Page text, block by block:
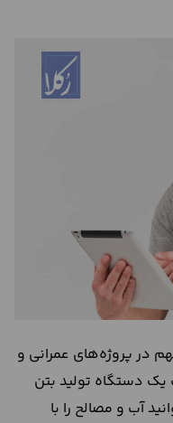
در پروژه‌های عمرانی و
دستگاه تولید بتن
آب و مصالح را با